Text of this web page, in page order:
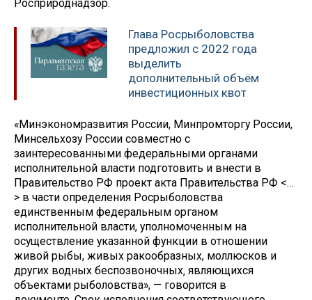
Росприроднадзор.
Глава Росрыболовства
предложил с 2022 года
выделить
дополнительный объём
инвестиционных квот
«Минэкономразвития России, Минпромторгу России,
Минсельхозу России совместно с
заинтересованными федеральными органами
исполнительной власти подготовить и внести в
Правительство РФ проект акта Правительства РФ <…
> в части определения Росрыболовства
единственным федеральным органом
исполнительной власти, уполномоченным на
осуществление указанной функции в отношении
живой рыбы, живых ракообразных, моллюсков и
других водных беспозвоночных‚ являющихся
объектами рыболовства», — говорится в